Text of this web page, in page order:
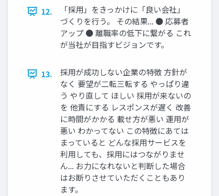
12.
「採⽤」をきっかけに「良い会社」
づくりを⾏う。 その結果... ● 応募者
アップ ● 離職率の低下に繋がる これ
が当社が⽬指すビジョンです。
13.
採⽤が成功しない企業の特徴 ⽅針が
なく 要望が⼆転三転する やっぱり違
う やり直して ほしい 採⽤が来ないの
を 他責にする レスポンスが遅く 改善
に時間がかかる 載せ⽅が悪い 運⽤が
悪い わかってない この特徴にあては
まっていると どんな採⽤サービスを
利⽤しても、採⽤にはつながりませ
ん... お⼒になれないと判断した場合
はお断りさせていただくこともあり
ます。